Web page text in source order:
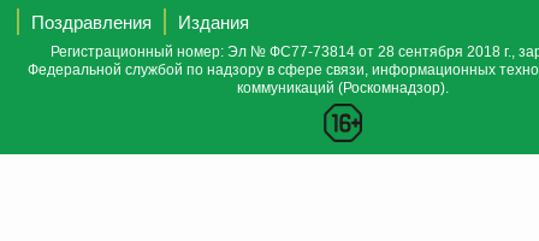
Поздравления
Издания
Регистрационный номер: Эл № ФС77-73814 от 28 сентября 2018 г.,
Федеральной службой по надзору в сфере связи, информационных
коммуникаций (Роскомнадзор).